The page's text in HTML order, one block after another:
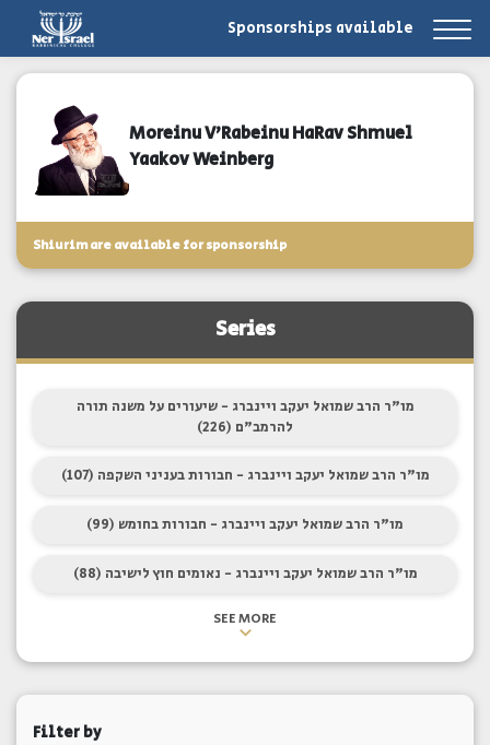
Sponsorships available
Moreinu V'Rabeinu HaRav Shmuel
Yaakov Weinberg
Shiurim are available for sponsorship
Series
מו"ר הרב שמואל יעקב ויינברג - שיעורים על משנה תורה
להרמב"ם (226)
מו"ר הרב שמואל יעקב ויינברג - חבורות בעניני השקפה (107)
מו"ר הרב שמואל יעקב ויינברג - חבורות בחומש (99)
מו"ר הרב שמואל יעקב ויינברג - נאומים חוץ לישיבה (88)
SEE MORE
Filter by